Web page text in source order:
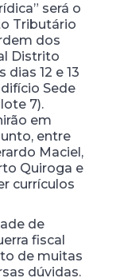
será o
Tributário
dos
Distrito
dias 12 e 13
Sede
7).
em
entre
Maciel,
Quiroga e
currículos
de
fiscal
de muitas
dúvidas.